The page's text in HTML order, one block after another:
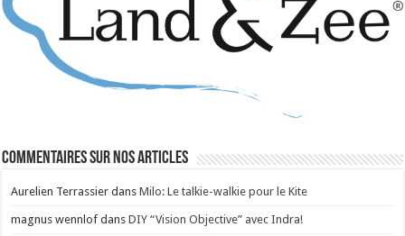
Commentaires sur nos articles
Aurelien Terrassier dansMilo: Le talkie-walkie pour le Kite
magnus wennlof dansDIY “Vision Objective” avec Indra!